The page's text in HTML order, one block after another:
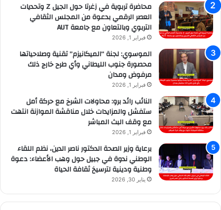
محاضرة تربوية في زغرتا حول الجيل Z وتحديات
العصر الرقمي بدعوة من المجلس الثقافي
التربوي وبالتعاون مع جامعة AUT
فبراير 1, 2026
الموسوي: لجنة “الميكانيزم” تقنية وصلاحياتها
محصورة جنوب الليطاني وأي طرح خارج ذلك
مرفوض ومدان
فبراير 1, 2026
النائب رائد برو: محاولات الشرخ مع حركة أمل
ستفشل والمزايدات خلال مناقشة الموازنة انتهت
مع وقف البث المباشر
فبراير 1, 2026
برعاية وزير الصحة الدكتور ناصر الدين، نظم اللقاء
الوطني ندوة في جبيل حول وهب الأعضاء: دعوة
وطنية ودينية لترسيخ ثقافة الحياة
يناير 30, 2026